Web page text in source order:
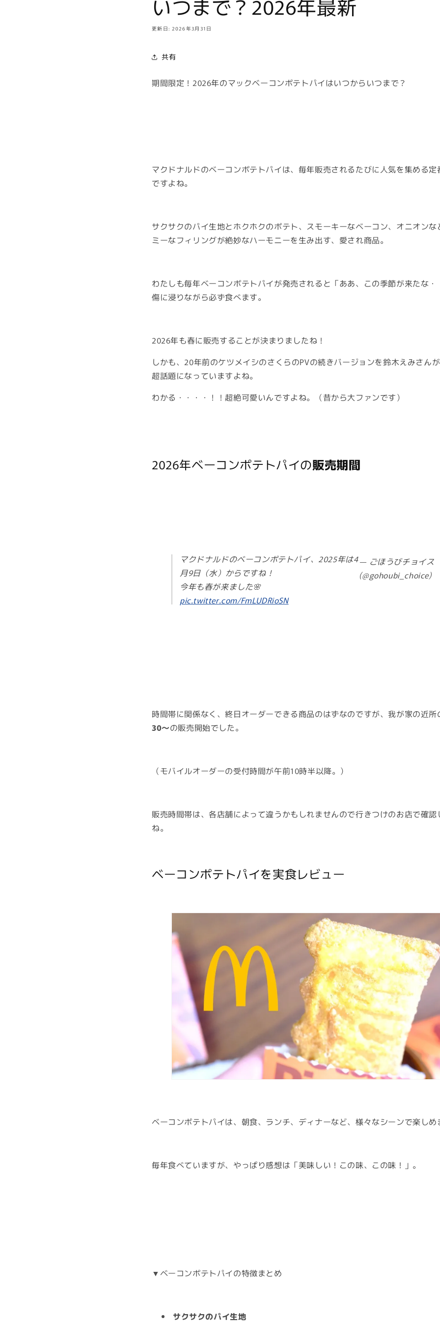
いつまで？2026年最新
更新日: 2026年3月31日
共有
期間限定！2026年のマックベーコンポテトパイはいつからいつまで？
マクドナルドのベーコンポテトパイは、毎年販売されるたびに人気を集める定
ですよね。
サクサクのパイ生地とホクホクのポテト、スモーキーなベーコン、オニオンな
ミーなフィリングが絶妙なハーモニーを生み出す、愛され商品。
わたしも毎年ベーコンポテトパイが発売されると「ああ、この季節が来たな
傷に浸りながら必ず食べます。
2026年も春に販売することが決まりましたね！
しかも、20年前のケツメイシのさくらのPVの続きバージョンを鈴木えみさん
超話題になっていますよね。
わかる・・・・！！超絶可愛いんですよね。（昔から大ファンです）
2026年ベーコンポテトパイの販売期間
マクドナルドのベーコンポテトパイ、2025年は4
月9日（水）からですね！
今年も春が来ました🌸
pic.twitter.com/FmLUDRioSN
— ごほうびチョイス
(@gohoubi_choice)
時間帯に関係なく、終日オーダーできる商品のはずなのですが、我が家の近所
30〜の販売開始でした。
（モバイルオーダーの受付時間が午前10時半以降。）
販売時間帯は、各店舗によって違うかもしれませんので行きつけのお店で確認
ね。
ベーコンポテトパイを実食レビュー
ベーコンポテトパイは、朝食、ランチ、ディナーなど、様々なシーンで楽しめ
毎年食べていますが、やっぱり感想は「美味しい！この味、この味！」。
▼ベーコンポテトパイの特徴まとめ
サクサクのパイ生地